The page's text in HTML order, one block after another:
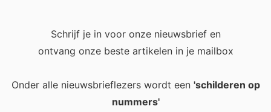
Schrijf je in voor onze nieuwsbrief en
ontvang onze beste artikelen in je mailbox
Onder alle nieuwsbrieflezers wordt een 'schilderen op
nummers'